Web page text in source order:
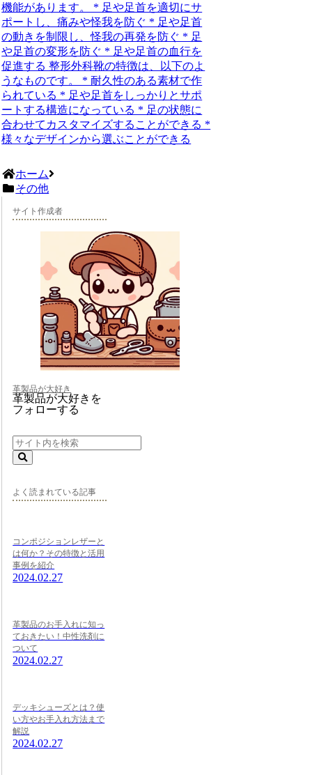
機能があります。 * 足や足首を適切にサ
ポートし、痛みや怪我を防ぐ * 足や足首
の動きを制限し、怪我の再発を防ぐ * 足
や足首の変形を防ぐ * 足や足首の血行を
促進する 整形外科靴の特徴は、以下のよ
うなものです。 * 耐久性のある素材で作
られている * 足や足首をしっかりとサポ
ートする構造になっている * 足の状態に
合わせてカスタマイズすることができる *
様々なデザインから選ぶことができる
ホーム
その他
サイト作成者
革製品が大好き
革製品が大好きを
フォローする
よく読まれている記事
コンポジションレザーと
は何か？その特徴と活用
事例を紹介
2024.02.27
革製品のお手入れに知っ
ておきたい！中性洗剤に
ついて
2024.02.27
デッキシューズとは？使
い方やお手入れ方法まで
解説
2024.02.27